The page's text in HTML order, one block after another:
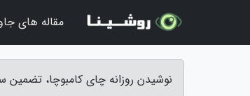
نوشیدن روزانه چای کامبوچا،
مقاله های